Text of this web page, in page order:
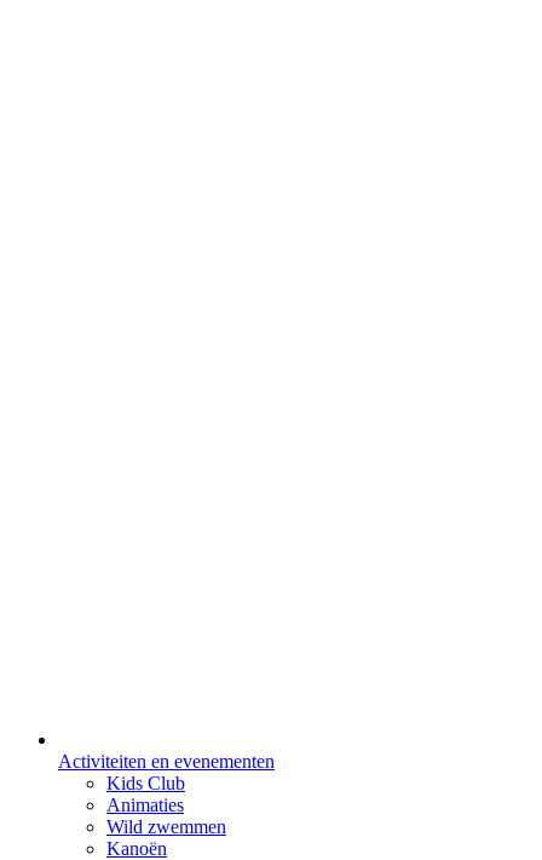
Activiteiten en evenementen
Kids Club
Animaties
Wild zwemmen
Kanoën